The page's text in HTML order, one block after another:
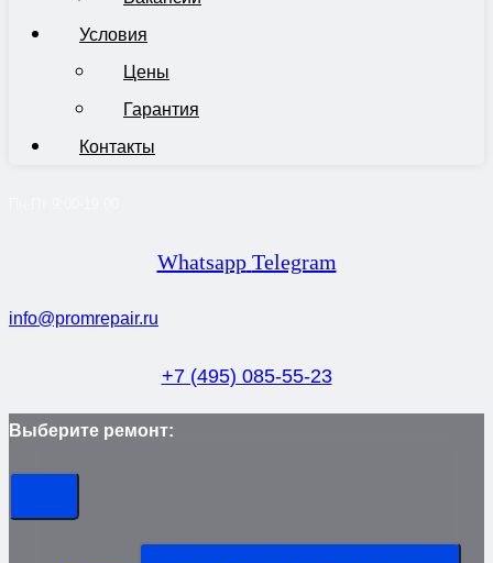
Условия
Цены
Гарантия
Контакты
Whatsapp Telegram
info@promrepair.ru
+7 (495) 085-55-23
Выберите ремонт: